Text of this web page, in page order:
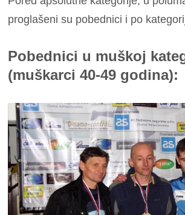
proglašeni su pobednici i po
Pobednici u muškoj
(muškarci 40-49 godina):